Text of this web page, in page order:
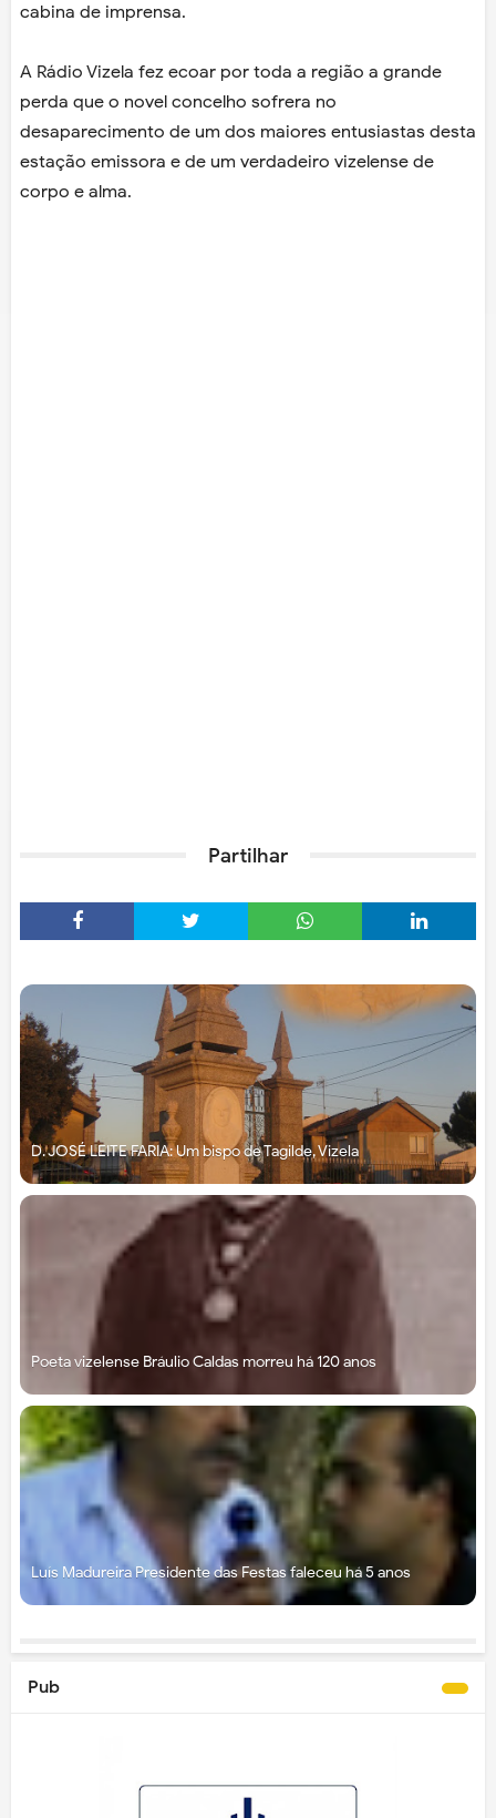
cabina de imprensa.
A Rádio Vizela fez ecoar por toda a região a grande
perda que o novel concelho sofrera no
desaparecimento de um dos maiores entusiastas desta
estação emissora e de um verdadeiro vizelense de
corpo e alma.
Partilhar
D. JOSÉ LEITE FARIA: Um bispo de Tagilde, Vizela
Poeta vizelense Bráulio Caldas morreu há 120 anos
Luís Madureira Presidente das Festas faleceu há 5 anos
Pub